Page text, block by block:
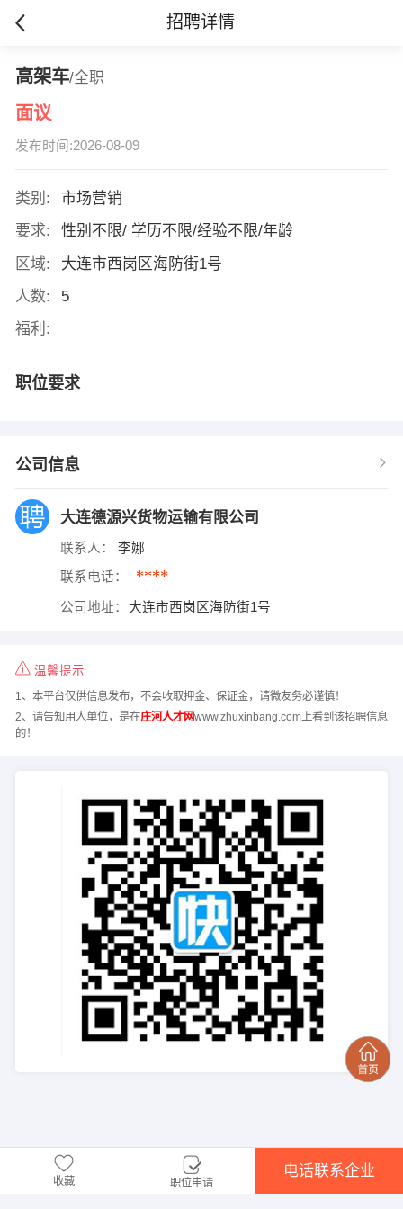
招聘详情
高架车/全职
面议
发布时间:2026-08-09
类别:
市场营销
要求:
性别不限/ 学历不限/经验不限/年龄
区域:
大连市西岗区海防街1号
人数:
5
福利:
职位要求
公司信息
大连德源兴货物运输有限公司
联系人： 李娜
联系电话： ****
公司地址： 大连市西岗区海防街1号
温馨提示
1、本平台仅供信息发布，不会收取押金、保证金，请微友务必谨慎！
2、请告知用人单位，是在庄河人才网www.zhuxinbang.com上看到该招聘信息
的！
收藏 职位申请
电话联系企业